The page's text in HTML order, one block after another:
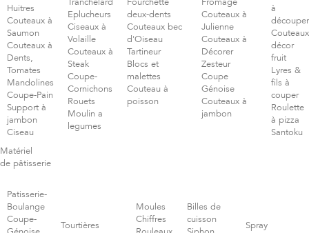
Huitres
Couteaux à
Saumon
Couteaux à
Dents,
Tomates
Mandolines
Coupe-Pain
Support à
jambon
Ciseau
Tranchelard
Eplucheurs
Ciseaux à
Volaille
Couteaux à
Steak
Coupe-
Cornichons
Rouets
Moulin a
legumes
Fourchette
deux-dents
Couteaux bec
d'Oiseau
Tartineur
Blocs et
malettes
Couteau à
poisson
Fromage
Couteaux à
Julienne
Couteaux à
Décorer
Zesteur
Coupe
Génoise
Couteaux à
jambon
à
découper
Couteaux
décor
fruit
Lyres &
fils à
couper
Roulette
à pizza
Santoku
Matériel
de pâtisserie
Patisserie-
Boulange
Coupe-
Tourtières
Moules
Chiffres
Billes de
cuisson
Spray